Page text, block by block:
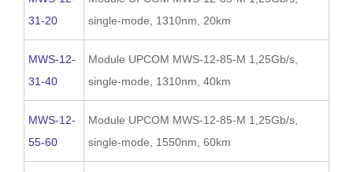
31-20
single-mode, 1310nm, 20km
MWS-12-
31-40
Module UPCOM MWS-12-85-M 1,25Gb/s,
single-mode, 1310nm, 40km
MWS-12-
55-60
Module UPCOM MWS-12-85-M 1,25Gb/s,
single-mode, 1550nm, 60km